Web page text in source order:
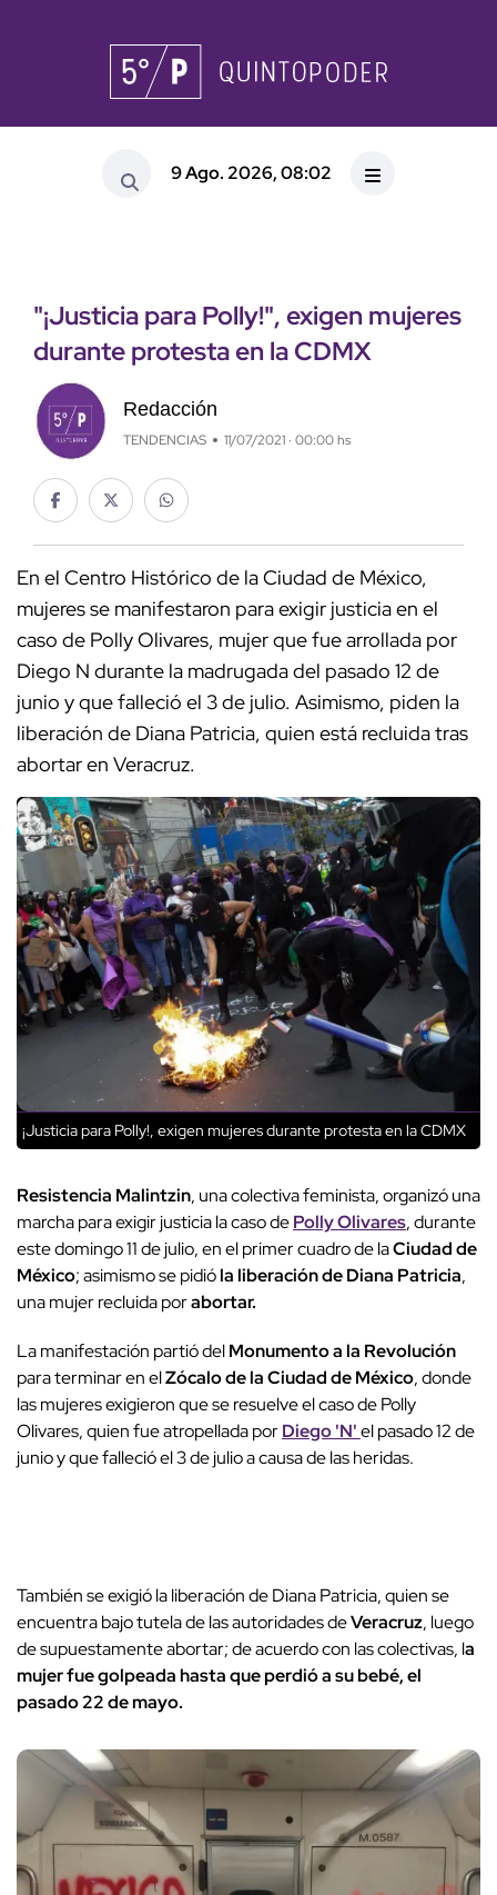
9 Ago. 2026, 08:02
"¡Justicia para Polly!", exigen mujeres
durante protesta en la CDMX
Redacción
TENDENCIAS 11/07/2021 · 00:00 hs
En el Centro Histórico de la Ciudad de México,
mujeres se manifestaron para exigir justicia en el
caso de Polly Olivares, mujer que fue arrollada por
Diego N durante la madrugada del pasado 12 de
junio y que falleció el 3 de julio. Asimismo, piden la
liberación de Diana Patricia, quien está recluida tras
abortar en Veracruz.
¡Justicia para Polly!, exigen mujeres durante protesta en la CDMX
Resistencia Malintzin, una colectiva feminista, organizó una
marcha para exigir justicia la caso dePolly Olivares, durante
este domingo 11 de julio, en el primer cuadro de laCiudad de
México; asimismo se pidióla liberación de Diana Patricia,
una mujer recluida porabortar.
La manifestación partió delMonumento a la Revolución
para terminar en elZócalo de la Ciudad de México, donde
las mujeres exigieron que se resuelve el caso de Polly
Olivares, quien fue atropellada porDiego 'N'el pasado 12 de
junio y que falleció el 3 de julio a causa de las heridas.
También se exigió la liberación de Diana Patricia, quien se
encuentra bajo tutela de las autoridades deVeracruz, luego
de supuestamente abortar; de acuerdo con las colectivas, la
mujer fue golpeada hasta que perdió a su bebé, el
pasado 22 de mayo.